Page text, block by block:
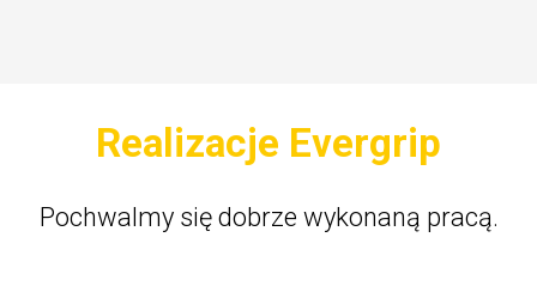
Realizacje Evergrip
Pochwalmy się dobrze wykonaną pracą.